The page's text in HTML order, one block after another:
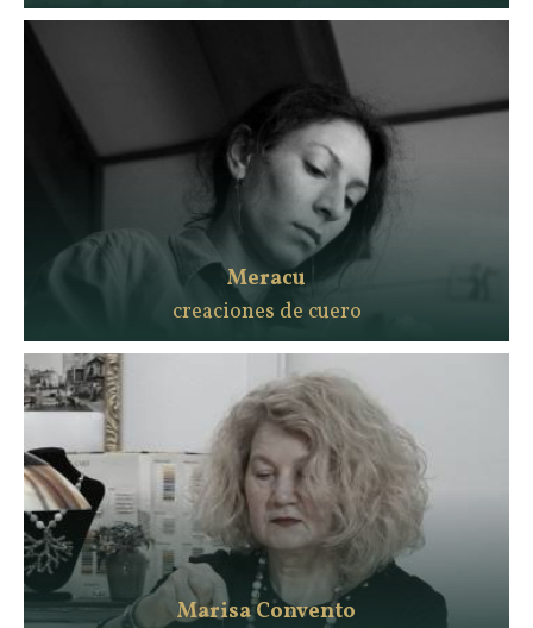
Meracu
creaciones de cuero
Marisa Convento